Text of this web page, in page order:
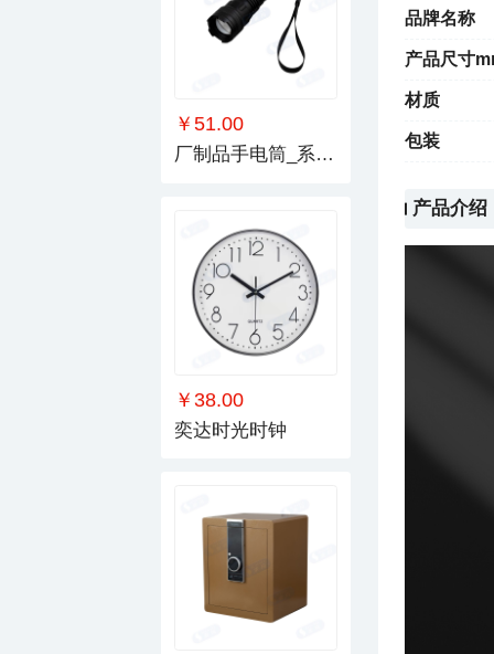
￥51.00
厂制品手电筒_系列1
￥38.00
奕达时光时钟
品牌名称
产品尺寸
材质
包装
产品介绍